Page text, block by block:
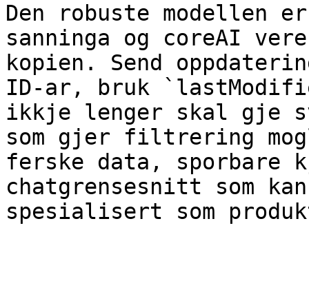
Den robuste modellen
sanninga og coreAI
kopien. Send
ID-ar, bruk
ikkje lenger skal gje
som gjer filtrering
ferske data, sporbare
chatgrensesnitt som
spesialisert som